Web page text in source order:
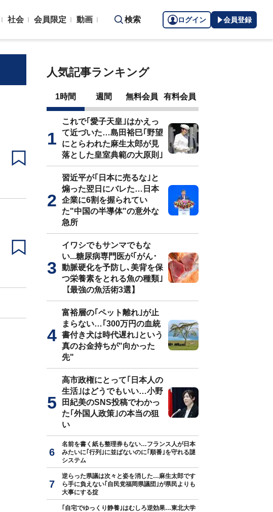
社会 会員限定 動画 検索 ログイン 会員登録
人気記事ランキング
1時間 週間 無料会員 有料会員
これで｢愛子天皇｣はかえっ
て近づいた…島田裕巳｢野望
にとらわれた麻生太郎が見
落とした皇室典範の大原則｣
習近平が｢日本に売るな｣と
煽った翌日にバレた…日本
企業に6割を握られてい
た"中国の半導体"の意外な
急所
イワシでもサンマでもな
い...糖尿病専門医が｢がん･
動脈硬化を予防し､美背を保
つ栄養素をとれる魚の種類｣
【最強の魚活術3選】
富裕層の｢ペット離れ｣が止
まらない…｢300万円の血統
書付き犬は時代遅れ｣という
真のお金持ちが"向かった
先"
高市政権にとって｢日本人の
生活｣はどうでもいい…小野
田紀美のSNS投稿でわかっ
た｢外国人政策｣の本当の狙
い
名前を書く紙も整理券もない…フランス人が日本
みたいに｢行列｣に並ばないのに｢順番｣を守れる謎
システム
逆らった県議は次々と姿を消した…麻生太郎です
ら手に負えない｢自民党福岡県議団｣が県民よりも
大事にする掟
｢自宅でゆっくり静養｣はむしろ逆効果…東北大学